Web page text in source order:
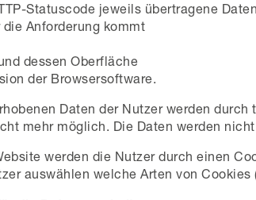
Statuscode jeweils übertragene
Anforderung kommt
dessen Oberfläche
der Browsersoftware.
Daten der Nutzer werden
mehr möglich. Die Daten werden
werden die Nutzer durch einen
auswählen welche Arten von